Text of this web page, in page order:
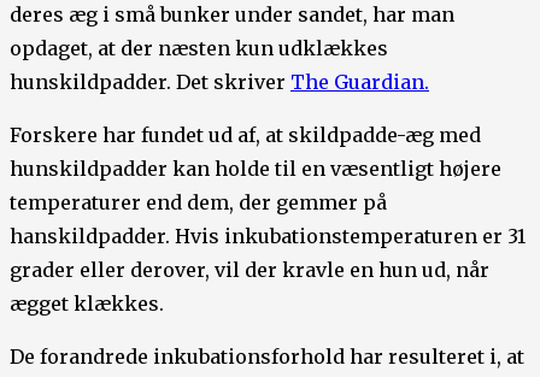
deres æg i små bunker under sandet, har man
opdaget, at der næsten kun udklækkes
hunskildpadder. Det skriver The Guardian.
Forskere har fundet ud af, at skildpadde-æg med
hunskildpadder kan holde til en væsentligt højere
temperaturer end dem, der gemmer på
hanskildpadder. Hvis inkubationstemperaturen er 31
grader eller derover, vil der kravle en hun ud, når
ægget klækkes.
De forandrede inkubationsforhold har resulteret i, at